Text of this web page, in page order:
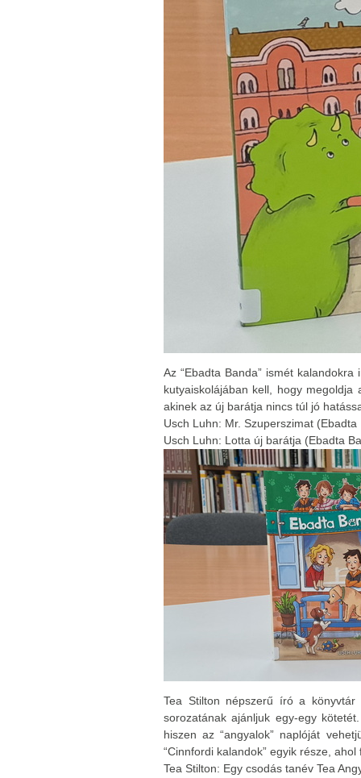
Az “Ebadta Banda” ismét
kutyaiskolájában kell, hogy
akinek az új barátja nincs túl jó
Usch Luhn: Mr. Szuperszimat (Ebadta
Usch Luhn: Lotta új barátja (Ebadta
Tea Stilton népszerű író a
sorozatának ajánljuk egy-egy
hiszen az “angyalok” naplóját
“Cinnfordi kalandok” egyik része,
Tea Stilton: Egy csodás tanév Tea